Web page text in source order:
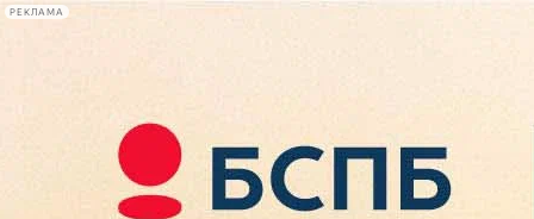
РЕКЛАМА
Сегодня:
2026.08.10
10:31